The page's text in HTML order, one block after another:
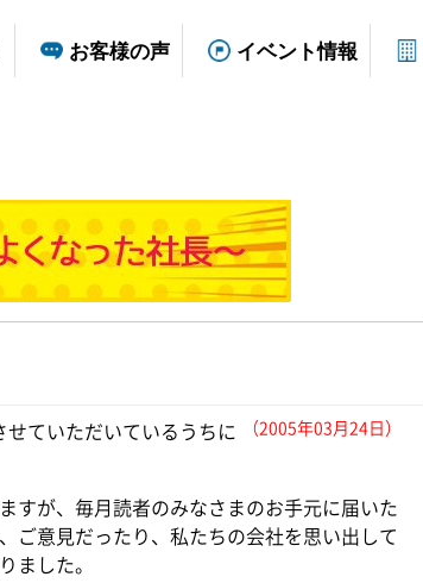
お客様の声 イベント情報
（2005年03月24日）
ていただいているうちに
すが、毎月読者のみなさまのお手元に届いた
ご意見だったり、私たちの会社を思い出して
ました。